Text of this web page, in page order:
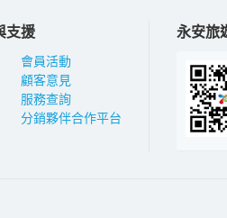
支援
會員活動
顧客意見
服務查詢
分銷夥伴合作平台
永安旅